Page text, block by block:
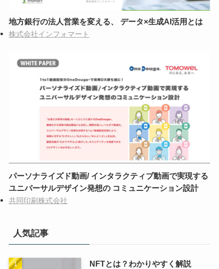
地方銀行の法人営業を変える、 データ×生成AI活用とは
株式会社インフォマート
パーソナライズド動画/ インタラクティブ動画で実現する
ユニバーサルデザイン発想の コミュニケーション設計
共同印刷株式会社
人気記事
NFTとは？わかりやすく解説